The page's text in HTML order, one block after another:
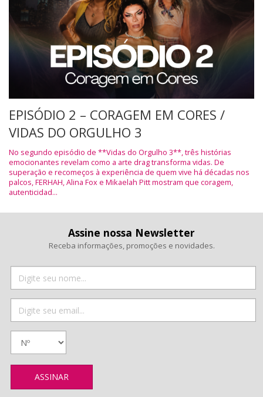
EPISÓDIO 2 – CORAGEM EM CORES /
VIDAS DO ORGULHO 3
No segundo episódio de **Vidas do Orgulho 3**, três histórias
emocionantes revelam como a arte drag transforma vidas. De
superação e recomeços à experiência de quem vive há décadas nos
palcos, FERHAH, Alina Fox e Mikaelah Pitt mostram que coragem,
autenticidad...
Assine nossa Newsletter
Receba informações, promoções e novidades.